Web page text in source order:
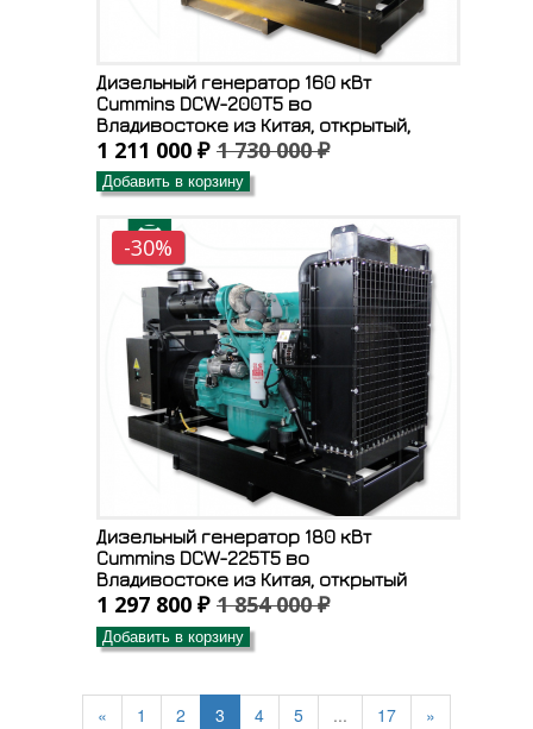
Дизельный генератор 160 кВт
Cummins DCW-200T5 во
Владивостоке из Китая, открытый,
1 211 000 ₽ 1 730 000 ₽
Добавить в корзину
-30%
Дизельный генератор 180 кВт
Cummins DCW-225T5 во
Владивостоке из Китая, открытый
1 297 800 ₽ 1 854 000 ₽
Добавить в корзину
« 1 2 3 4 5 ... 17 »